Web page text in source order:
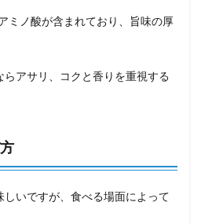
ミノ酸が含まれており、旨味の厚
アサリ、コクと香りを重視する
いですが、食べる場面によって